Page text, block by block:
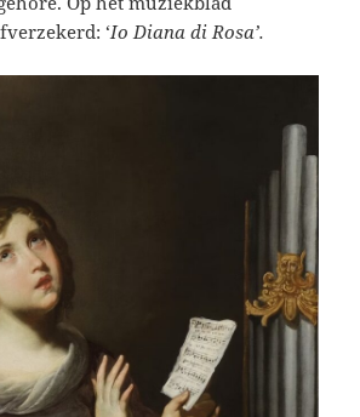
‘Io Diana di Rosa’.